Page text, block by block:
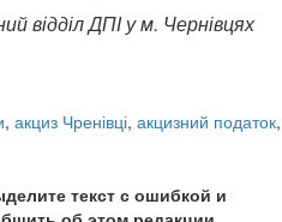
відділ ДПІ у м. Чернівцях
, акциз Чренівці, акцизний податок,
текст с ошибкой и